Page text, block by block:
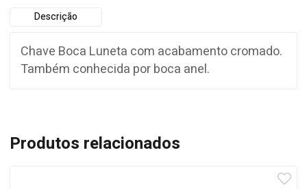
Descrição
Chave Boca Luneta com acabamento cromado.
Também conhecida por boca anel.
Produtos relacionados